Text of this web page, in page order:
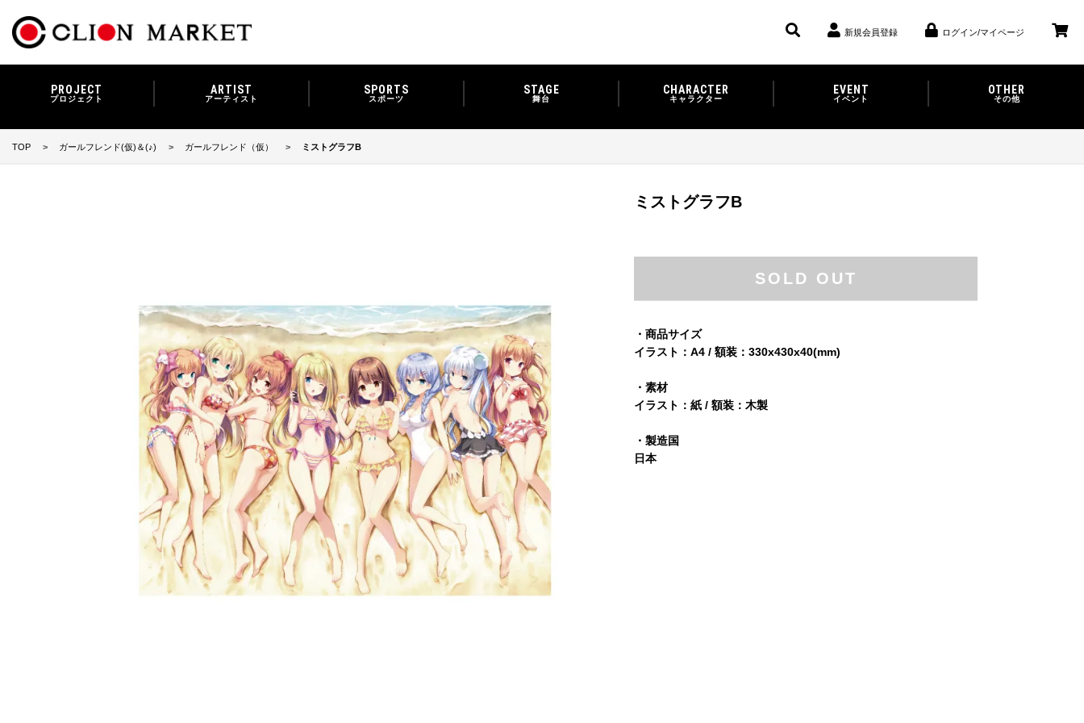
新規会員登録 ログイン/マイページ
PROJECT
プロジェクト
ARTIST
アーティスト
SPORTS
スポーツ
STAGE
舞台
CHARACTER
キャラクター
EVENT
イベント
OTHER
その他
TOP ガールフレンド(仮)＆(♪) ガールフレンド（仮） ミストグラフB
ミストグラフB
SOLD OUT
・商品サイズ
イラスト：A4 / 額装：330x430x40(mm)
・素材
イラスト：紙 / 額装：木製
・製造国
日本